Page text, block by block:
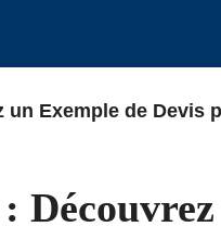
Exemple de Devis